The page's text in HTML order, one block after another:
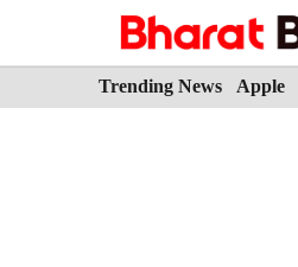
Trending News Apple